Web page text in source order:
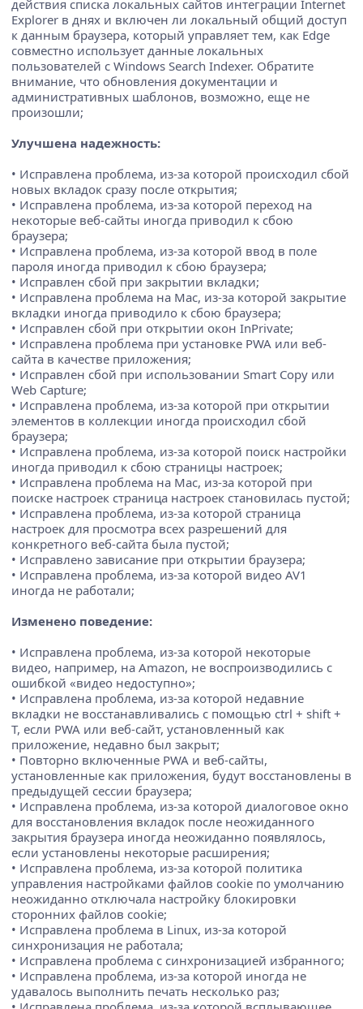
действия списка локальных сайтов интеграции Internet
Explorer в днях и включен ли локальный общий доступ
к данным браузера, который управляет тем, как Edge
совместно использует данные локальных
пользователей с Windows Search Indexer. Обратите
внимание, что обновления документации и
административных шаблонов, возможно, еще не
произошли;
Улучшена надежность:
• Исправлена проблема, из-за которой происходил сбой
новых вкладок сразу после открытия;
• Исправлена проблема, из-за которой переход на
некоторые веб-сайты иногда приводил к сбою
браузера;
• Исправлена проблема, из-за которой ввод в поле
пароля иногда приводил к сбою браузера;
• Исправлен сбой при закрытии вкладки;
• Исправлена проблема на Mac, из-за которой закрытие
вкладки иногда приводило к сбою браузера;
• Исправлен сбой при открытии окон InPrivate;
• Исправлена проблема при установке PWA или веб-
сайта в качестве приложения;
• Исправлен сбой при использовании Smart Copy или
Web Capture;
• Исправлена проблема, из-за которой при открытии
элементов в коллекции иногда происходил сбой
браузера;
• Исправлена проблема, из-за которой поиск настройки
иногда приводил к сбою страницы настроек;
• Исправлена проблема на Mac, из-за которой при
поиске настроек страница настроек становилась пустой;
• Исправлена проблема, из-за которой страница
настроек для просмотра всех разрешений для
конкретного веб-сайта была пустой;
• Исправлено зависание при открытии браузера;
• Исправлена проблема, из-за которой видео AV1
иногда не работали;
Изменено поведение:
• Исправлена проблема, из-за которой некоторые
видео, например, на Amazon, не воспроизводились с
ошибкой «видео недоступно»;
• Исправлена проблема, из-за которой недавние
вкладки не восстанавливались с помощью ctrl + shift +
T, если PWA или веб-сайт, установленный как
приложение, недавно был закрыт;
• Повторно включенные PWA и веб-сайты,
установленные как приложения, будут восстановлены в
предыдущей сессии браузера;
• Исправлена проблема, из-за которой диалоговое окно
для восстановления вкладок после неожиданного
закрытия браузера иногда неожиданно появлялось,
если установлены некоторые расширения;
• Исправлена проблема, из-за которой политика
управления настройками файлов cookie по умолчанию
неожиданно отключала настройку блокировки
сторонних файлов cookie;
• Исправлена проблема в Linux, из-за которой
синхронизация не работала;
• Исправлена проблема с синхронизацией избранного;
• Исправлена проблема, из-за которой иногда не
удавалось выполнить печать несколько раз;